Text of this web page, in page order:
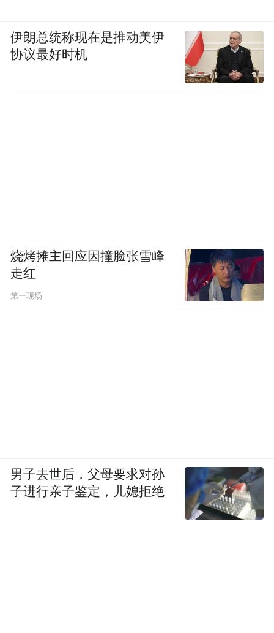
伊朗总统称现在是推动美伊
协议最好时机
烧烤摊主回应因撞脸张雪峰
走红
第一现场
男子去世后，父母要求对孙
子进行亲子鉴定，儿媳拒绝